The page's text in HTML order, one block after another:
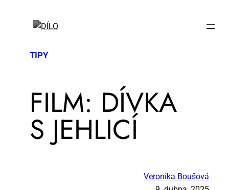
TIPY
FILM: DÍV­KA
S JEH­LI­CÍ
Veronika Boušová